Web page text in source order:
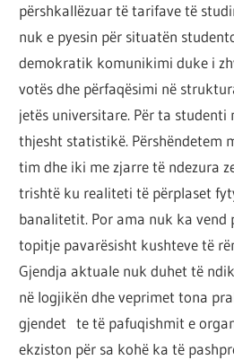
përshkallëzuar të tarifave të
nuk e pyesin për situatën
demokratik komunikimi duke i
votës dhe përfaqësimi në
jetës universitare. Për ta studenti
thjesht statistikë. Përshëndetem
tim dhe iki me zjarre të ndezura
trishtë ku realiteti të përplaset
banalitetit. Por ama nuk ka vend
topitje pavarësisht kushteve të
Gjendja aktuale nuk duhet të
në logjikën dhe veprimet tona
gjendet te të pafuqishmit e
ekziston për sa kohë ka të